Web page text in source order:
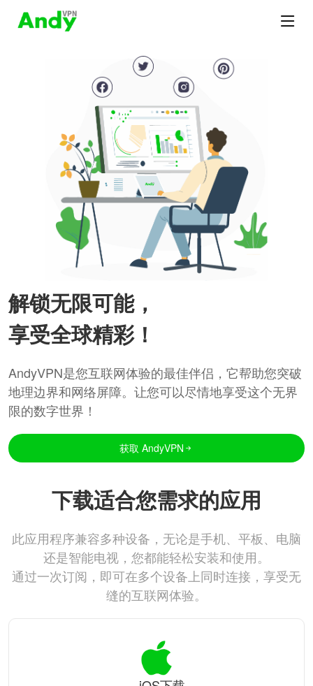
解锁无限可能，
享受全球精彩！
AndyVPN是您互联网体验的最佳伴侣，它帮助您突破
地理边界和网络屏障。让您可以尽情地享受这个无界
限的数字世界！
获取 AndyVPN
下载适合您需求的应用
此应用程序兼容多种设备，无论是手机、平板、电脑
还是智能电视，您都能轻松安装和使用。
通过一次订阅，即可在多个设备上同时连接，享受无
缝的互联网体验。